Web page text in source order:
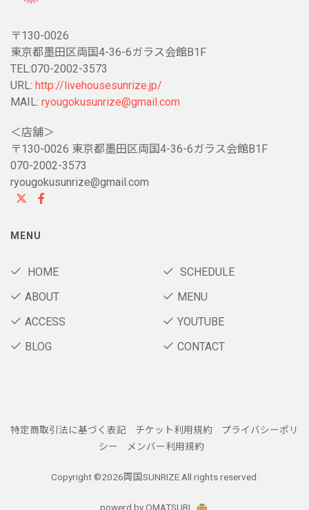
〒130-0026
東京都墨田区両国4-36-6ガラス会館B1F
TEL:070-2002-3573
URL: http://livehousesunrize.jp/
MAIL: ryougokusunrize@gmail.com
＜店舗＞
〒130-0026 東京都墨田区両国4-36-6ガラス会館B1F
070-2002-3573
ryougokusunrize@gmail.com
MENU
HOME
SCHEDULE
ABOUT
MENU
ACCESS
YOUTUBE
BLOG
CONTACT
特定商取引法に基づく表記 チケット利用規約
プライバシーポリ
シー
メンバー利用規約
Copyright ©2026両国SUNRIZE All rights reserved.
powerd by OMATSURI